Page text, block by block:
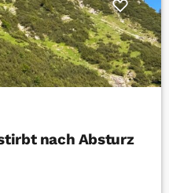
nach Absturz